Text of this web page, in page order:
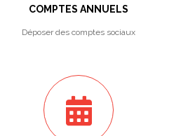
COMPTES ANNUELS
Déposer des comptes sociaux